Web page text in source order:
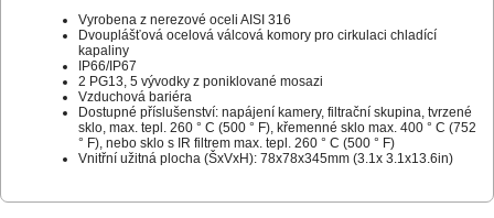
Vyrobena z nerezové oceli AISI 316
Dvouplášťová ocelová válcová komory pro cirkulaci chladící
kapaliny
IP66/IP67
2 PG13, 5 vývodky z poniklované mosazi
Vzduchová bariéra
Dostupné příslušenství: napájení kamery, filtrační skupina, tvrzené
sklo, max. tepl. 260 ° C (500 ° F), křemenné sklo max. 400 ° C (752
° F), nebo sklo s IR filtrem max. tepl. 260 ° C (500 ° F)
Vnitřní užitná plocha (ŠxVxH): 78x78x345mm (3.1x 3.1x13.6in)